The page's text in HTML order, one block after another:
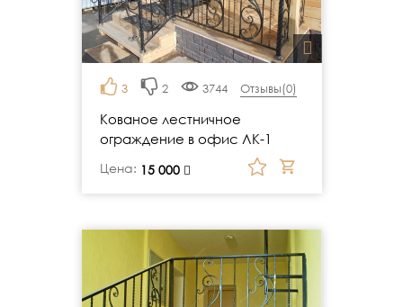
3 2 3744 Отзывы(0)
Кованое лестничное
ограждение в офис ЛК-1
Цена: 15 000
руб.